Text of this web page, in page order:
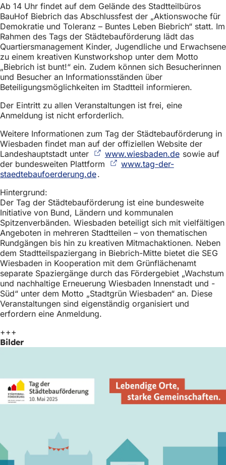
Ab 14 Uhr findet auf dem Gelände des Stadtteilbüros
BauHof Biebrich das Abschlussfest der „Aktionswoche für
Demokratie und Toleranz – Buntes Leben Biebrich“ statt. Im
Rahmen des Tags der Städtebauförderung lädt das
Quartiersmanagement Kinder, Jugendliche und Erwachsene
zu einem kreativen Kunstworkshop unter dem Motto
„Biebrich ist bunt!“ ein. Zudem können sich Besucherinnen
und Besucher an Informationsständen über
Beteiligungsmöglichkeiten im Stadtteil informieren.
Der Eintritt zu allen Veranstaltungen ist frei, eine
Anmeldung ist nicht erforderlich.
Weitere Informationen zum Tag der Städtebauförderung in
Wiesbaden findet man auf der offiziellen Website der
Landeshauptstadt unter
www.wiesbaden.de(Öffnet
sowie auf
der bundesweiten Plattform
www.tag-der-
staedtebaufoerderung.de(Öffnet
neuen
Tab)
.
Hintergrund:
Der Tag der Städtebauförderung ist eine bundesweite
Initiative von Bund, Ländern und kommunalen
Spitzenverbänden. Wiesbaden beteiligt sich mit vielfältigen
Angeboten in mehreren Stadtteilen – von thematischen
Rundgängen bis hin zu kreativen Mitmachaktionen. Neben
dem Stadtteilspaziergang in Biebrich-Mitte bietet die SEG
Wiesbaden in Kooperation mit dem Grünflächenamt
separate Spaziergänge durch das Fördergebiet „Wachstum
und nachhaltige Erneuerung Wiesbaden Innenstadt und -
Süd“ unter dem Motto „Stadtgrün Wiesbaden“ an. Diese
Veranstaltungen sind eigenständig organisiert und
erfordern eine Anmeldung.
+++
Bilder